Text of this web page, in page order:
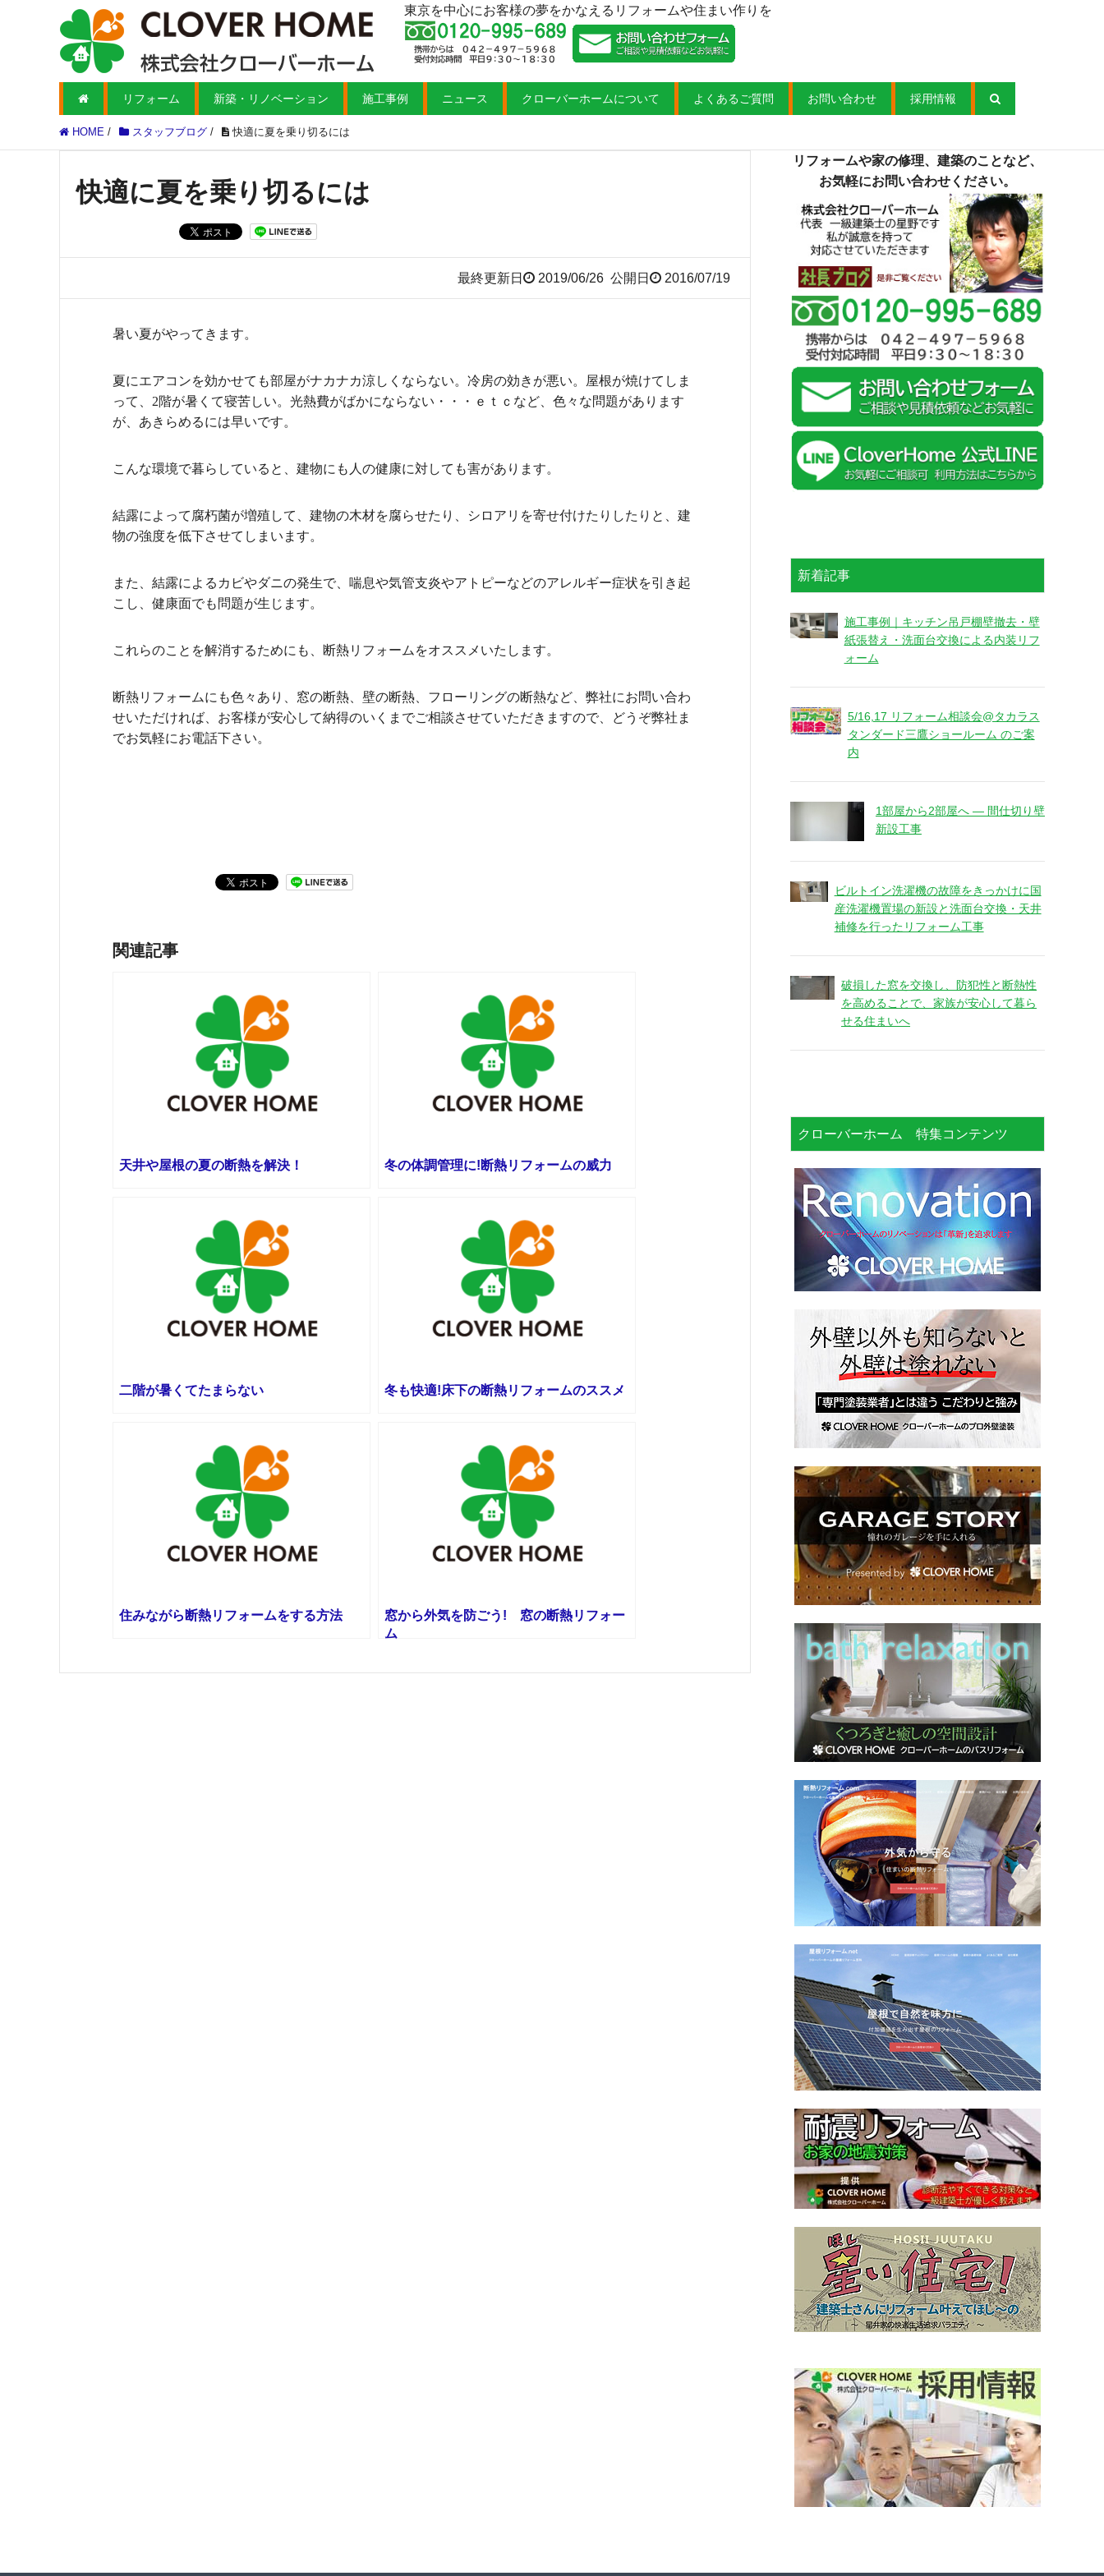
東京を中心にお客様の夢をかなえるリフォームや住まい作りを
リフォーム 新築・リノベーション 施工事例 ニュース クローバーホームについて よくあるご質問 お問い合わせ 採用情報
HOME / スタッフブログ / 快適に夏を乗り切るには
快適に夏を乗り切るには
最終更新日 2019/06/26 公開日 2016/07/19
暑い夏がやってきます。
夏にエアコンを効かせても部屋がナカナカ涼しくならない。冷房の効きが悪い。屋根が焼けてしま
って、 2階が暑くて寝苦しい。光熱費がばかにならない・・・ｅｔｃなど、色々な問題があります
が、あきらめるには早いです。
こんな環境で暮らしていると、建物にも人の健康に対しても害があります。
結露によって腐朽菌が増殖して、建物の木材を腐らせたり、シロアリを寄せ付けたりしたりと、建
物の強度を低下させてしまいます。
また、結露によるカビやダニの発生で、喘息や気管支炎やアトピーなどのアレルギー症状を引き起
こし、健康面でも問題が生じます。
これらのことを解消するためにも、断熱リフォームをオススメいたします。
断熱リフォームにも色々あり、窓の断熱、壁の断熱、フローリングの断熱など、弊社にお問い合わ
せいただければ、お客様が安心して納得のいくまでご相談させていただきますので、どうぞ弊社ま
でお気軽にお電話下さい。
関連記事
天井や屋根の夏の断熱を解決！ 冬の体調管理に!断熱リフォームの威力
二階が暑くてたまらない 冬も快適!床下の断熱リフォームのススメ
住みながら断熱リフォームをする方法
窓から外気を防ごう! 窓の断熱リフォー
ム
リフォームや家の修理、建築のことなど、
お気軽にお問い合わせください。
新着記事
施工事例｜キッチン吊戸棚壁撤去・壁
紙張替え・洗面台交換による内装リフ
ォーム
5/16,17 リフォーム相談会@タカラス
タンダード三鷹ショールーム のご案
内
1部屋から2部屋へ ― 間仕切り壁
新設工事
ビルトイン洗濯機の故障をきっかけに国
産洗濯機置場の新設と洗面台交換・天井
補修を行ったリフォーム工事
破損した窓を交換し、防犯性と断熱性
を高めることで、家族が安心して暮ら
せる住まいへ
クローバーホーム 特集コンテンツ